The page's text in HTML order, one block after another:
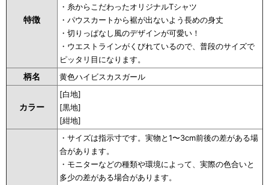
特徴
・糸からこだわったオリジナルTシャツ
・パウスカートから裾が出ないよう長めの身丈
・切りっぱなし風のデザインが可愛い！
・ウエストラインがくびれているので、普段のサイズで
ピッタリ目になります。
柄名 黄色ハイビスカスガール
カラー
[白地]
[黒地]
[紺地]
・サイズは指示寸です。実物と1〜3cm前後の差がある場
合があります。
・モニターなどの種類や環境によって、実際の色合いと
多少の差がある場合があります。